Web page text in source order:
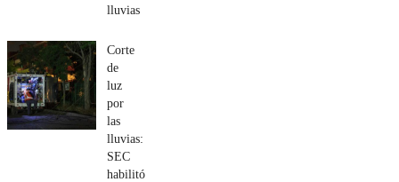
lluvias
Corte
de
luz
por
las
lluvias:
SEC
habilitó